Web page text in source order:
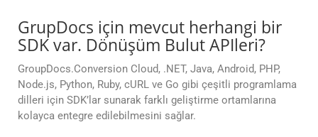
GrupDocs için mevcut herhangi bir
SDK var. Dönüşüm Bulut APIleri?
GroupDocs.Conversion Cloud, .NET, Java, Android, PHP,
Node.js, Python, Ruby, cURL ve Go gibi çeşitli programlama
dilleri için SDK’lar sunarak farklı geliştirme ortamlarına
kolayca entegre edilebilmesini sağlar.